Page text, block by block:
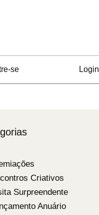
se Login
Criativos
Surpreendente
Anuário